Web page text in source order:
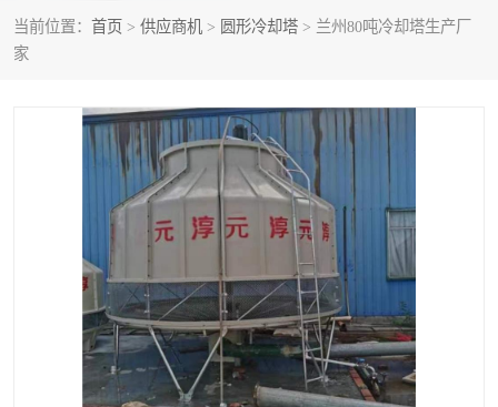
当前位置： 首页 > 供应商机 > 圆形冷却塔 > 兰州80吨冷却塔生产厂
家
板式换热器